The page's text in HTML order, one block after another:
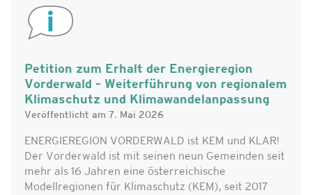
Petition zum Erhalt der Energieregion
Vorderwald – Weiterführung von regionalem
Klimaschutz und Klimawandelanpassung
Veröffentlicht am 7. Mai 2026
ENERGIEREGION VORDERWALD ist KEM und KLAR!
Der Vorderwald ist mit seinen neun Gemeinden seit
mehr als 16 Jahren eine österreichische
Modellregionen für Klimaschutz (KEM), seit 2017